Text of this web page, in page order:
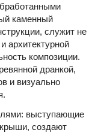
каменный
служит не
архитектурной
композиции.
дранкой,
и визуально
выступающие
создают